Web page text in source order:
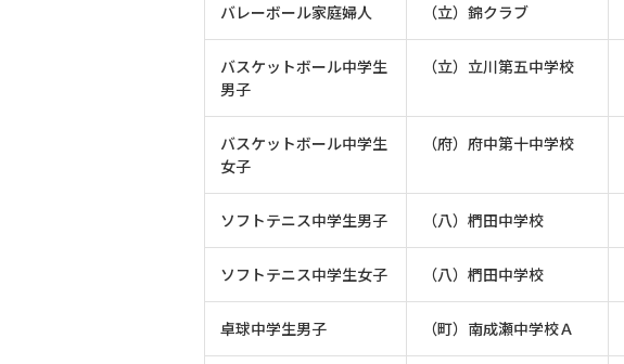
バレーボール家庭婦人 （立）錦クラブ
バスケットボール中学生
男子
（立）立川第五中学校
バスケットボール中学生
女子
（府）府中第十中学校
ソフトテニス中学生男子 （八）椚田中学校
ソフトテニス中学生女子 （八）椚田中学校
卓球中学生男子 （町）南成瀬中学校Ａ